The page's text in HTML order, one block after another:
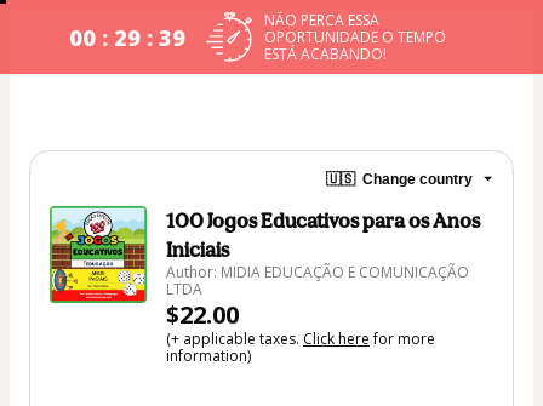
00 : 29 : 39
NÃO PERCA ESSA
OPORTUNIDADE O TEMPO
ESTÁ ACABANDO!
🇺🇸 Change country
100 Jogos Educativos para os Anos
Iniciais
Author: MIDIA EDUCAÇÃO E COMUNICAÇÃO
LTDA
$22.00
(+ applicable taxes. Click herefor more
information)